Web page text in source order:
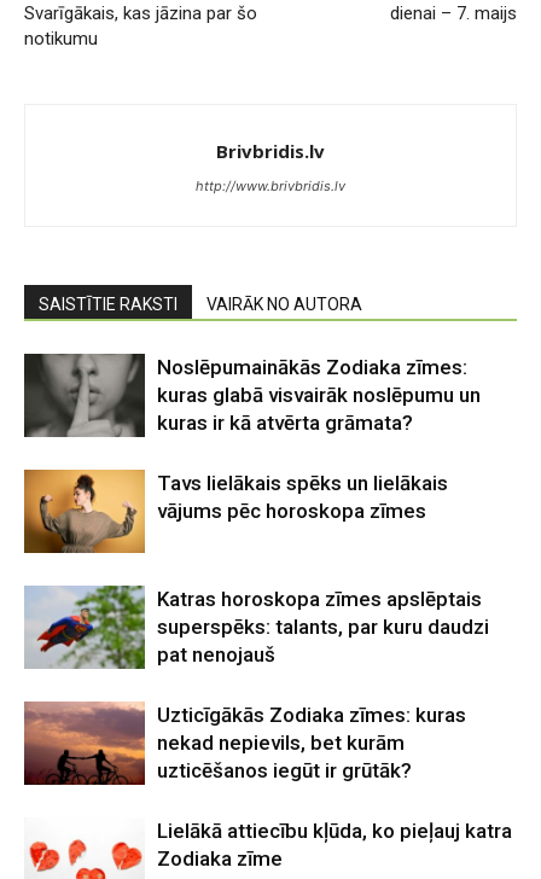
Svarīgākais, kas jāzina par šo
notikumu
dienai – 7. maijs
Brivbridis.lv
http://www.brivbridis.lv
SAISTĪTIE RAKSTI VAIRĀK NO AUTORA
Noslēpumainākās Zodiaka zīmes:
kuras glabā visvairāk noslēpumu un
kuras ir kā atvērta grāmata?
Tavs lielākais spēks un lielākais
vājums pēc horoskopa zīmes
Katras horoskopa zīmes apslēptais
superspēks: talants, par kuru daudzi
pat nenojauš
Uzticīgākās Zodiaka zīmes: kuras
nekad nepievils, bet kurām
uzticēšanos iegūt ir grūtāk?
Lielākā attiecību kļūda, ko pieļauj katra
Zodiaka zīme